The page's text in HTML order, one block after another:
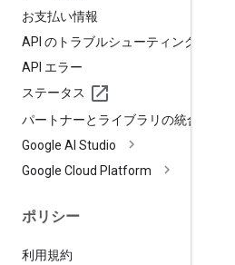
お支払い情報
API のトラブルシューティング
API エラー
ステータス
パートナーとライブラリの統合
Google AI Studio
Google Cloud Platform
ポリシー
利用規約